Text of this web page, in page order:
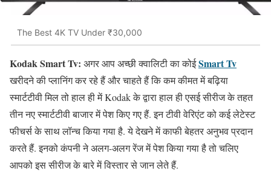
The Best 4K TV Under ₹30,000
Kodak Smart Tv: अगर आप अच्छी क्वालिटी का कोईSmart Tv
खरीदने की प्लानिंग कर रहे हैं और चाहते हैं कि कम कीमत में बढ़िया
स्मार्टटीवी मिल तो हाल ही में Kodak के द्वारा हाल ही एसई सीरीज के तहत
तीन नए स्मार्टटीवी बाजार में पेश किए गए हैं. इन टीवी वेरिएंट को कई लेटेस्ट
फीचर्स के साथ लॉन्च किया गया है. ये देखने में काफी बेहतर अनुभव प्रदान
करते हैं. इनको कंपनी ने अलग-अलग रेंज में पेश किया गया है तो चलिए
आपको इस सीरीज के बारे में विस्तार से जान लेते हैं.